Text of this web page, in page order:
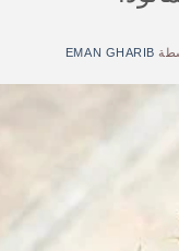
EMAN GHARIB